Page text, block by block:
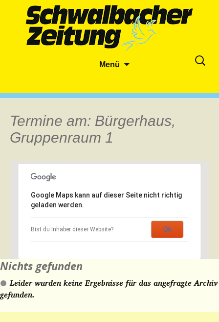
Menü
Suche
Termine am: Bürgerhaus,
Gruppenraum 1
Google Maps kann auf dieser Seite nicht richtig
geladen werden.
Bist du Inhaber dieser Website? Ok
Nichts gefunden
Leider wurden keine Ergebnisse für das angefragte Archiv
gefunden.